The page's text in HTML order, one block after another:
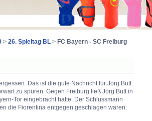
> 26. Spieltag BL > FC Bayern - SC Freiburg
Das ist die gute Nachricht für Jörg Butt.
zu spüren. Gegen Freiburg ließ Jörg Butt in
Tor eingebracht hatte. Der Schlussmann
die Fiorentina entgegen geschlagen waren.